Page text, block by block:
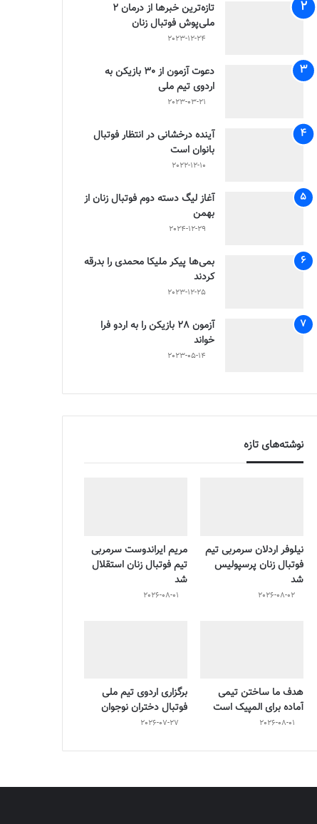
تازه‌ترین خبرها از درمان ۲
ملی‌پوش فوتبال زنان
2023-12-24
دعوت آزمون از 30 بازیکن به
اردوی تیم ملی
2023-03-21
آینده درخشانی در انتظار فوتبال
بانوان است
2022-12-10
آغاز لیگ دسته دوم فوتبال زنان از
بهمن
2024-12-29
بمی‌ها پیکر ملیکا محمدی را بدرقه
کردند
2023-12-25
آزمون 28 بازیکن را به اردو فرا
خواند
2023-05-14
نوشته‌های تازه
نیلوفر اردلان سرمربی تیم
فوتبال زنان پرسپولیس
شد
2026-08-02
مریم ایراندوست سرمربی
تیم فوتبال زنان استقلال
شد
2026-08-01
هدف ما ساختن تیمی
آماده برای المپیک است
2026-08-01
برگزاری اردوی تیم ملی
فوتبال دختران نوجوان
2026-07-27